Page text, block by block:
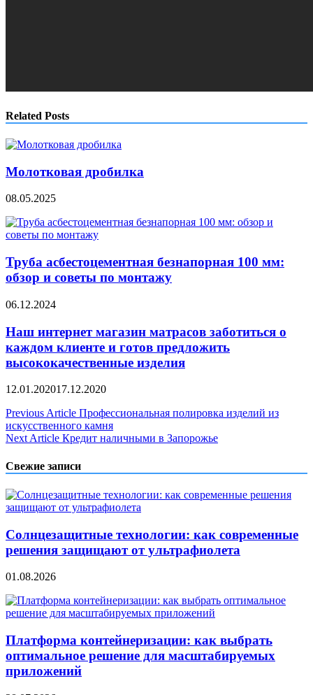
Related Posts
Молотковая дробилка
08.05.2025
Труба асбестоцементная безнапорная 100 мм:
обзор и советы по монтажу
06.12.2024
Наш интернет магазин матрасов заботиться о
каждом клиенте и готов предложить
высококачественные изделия
12.01.202017.12.2020
Навигация
по
Previous Article Профессиональная полировка изделий из
искусственного камня
Next Article Кредит наличными в Запорожье
Свежие записи
Солнцезащитные технологии: как современные
решения защищают от ультрафиолета
01.08.2026
Платформа контейнеризации: как выбрать
оптимальное решение для масштабируемых
приложений